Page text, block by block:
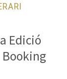
Edició
Booking